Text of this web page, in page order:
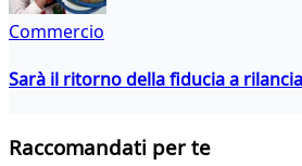
Commercio
Sarà il ritorno della fiducia a
Raccomandati per te